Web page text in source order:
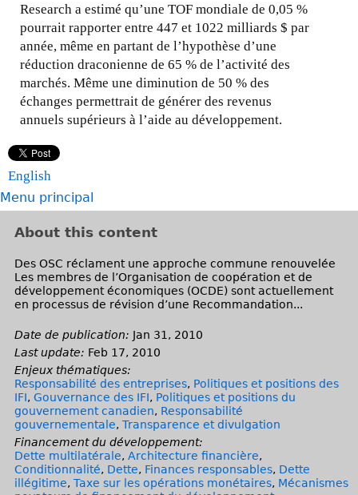
Research a estimé qu’une TOF mondiale de 0,05 %
pourrait rapporter entre 447 et 1022 milliards $ par
année, même en partant de l’hypothèse d’une
réduction draconienne de 65 % de l’activité des
marchés. Même une diminution de 50 % des
échanges permettrait de générer des revenus
annuels supérieurs à l’aide au développement.
English
Menu principal
About this content
Des OSC réclament une approche commune renouvelée
Les membres de l’Organisation de coopération et de
développement économiques (OCDE) sont actuellement
en processus de révision d’une Recommandation...
Date de publication: Jan 31, 2010
Last update: Feb 17, 2010
Enjeux thématiques:
Responsabilité des entreprises, Politiques et positions des
IFI, Gouvernance des IFI, Politiques et positions du
gouvernement canadien, Responsabilité
gouvernementale, Transparence et divulgation
Financement du développement:
Dette multilatérale, Architecture financière,
Conditionnalité, Dette, Finances responsables, Dette
illégitime, Taxe sur les opérations monétaires, Mécanismes